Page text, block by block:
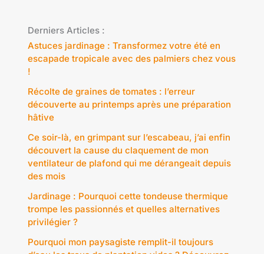
Derniers Articles :
Astuces jardinage : Transformez votre été en
escapade tropicale avec des palmiers chez vous
!
Récolte de graines de tomates : l’erreur
découverte au printemps après une préparation
hâtive
Ce soir-là, en grimpant sur l’escabeau, j’ai enfin
découvert la cause du claquement de mon
ventilateur de plafond qui me dérangeait depuis
des mois
Jardinage : Pourquoi cette tondeuse thermique
trompe les passionnés et quelles alternatives
privilégier ?
Pourquoi mon paysagiste remplit-il toujours